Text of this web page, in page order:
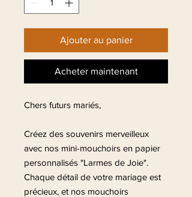
Ajouter au panier
Acheter maintenant
Chers futurs mariés,
Créez des souvenirs merveilleux
avec nos mini-mouchoirs en papier
personnalisés "Larmes de Joie".
Chaque détail de votre mariage est
précieux, et nos mouchoirs